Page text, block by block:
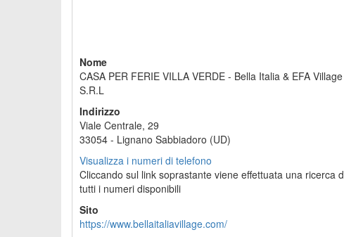
Nome
CASA PER FERIE VILLA VERDE - Bella Italia & EFA Village
S.R.L
Indirizzo
Viale Centrale, 29
33054 - Lignano Sabbiadoro (UD)
Visualizza i numeri di telefono
Cliccando sul link soprastante viene effettuata una ricerca
tutti i numeri disponibili
Sito
https://www.bellaitaliavillage.com/